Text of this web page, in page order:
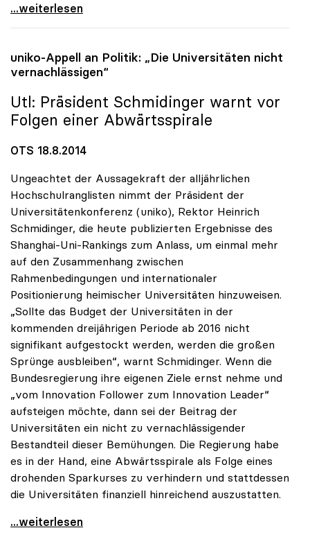
Rektoren-Chef: Gebühren-Diskussion lenkt von
...weiterlesen
uniko-Appell an Politik: „Die Universitäten nicht
vernachlässigen“
Utl: Präsident Schmidinger warnt vor
Folgen einer Abwärtsspirale
OTS 18.8.2014
Ungeachtet der Aussagekraft der alljährlichen
Hochschulranglisten nimmt der Präsident der
Universitätenkonferenz (uniko), Rektor Heinrich
Schmidinger, die heute publizierten Ergebnisse des
Shanghai-Uni-Rankings zum Anlass, um einmal mehr
auf den Zusammenhang zwischen
Rahmenbedingungen und internationaler
Positionierung heimischer Universitäten hinzuweisen.
„Sollte das Budget der Universitäten in der
kommenden dreijährigen Periode ab 2016 nicht
signifikant aufgestockt werden, werden die großen
Sprünge ausbleiben“, warnt Schmidinger. Wenn die
Bundesregierung ihre eigenen Ziele ernst nehme und
„vom Innovation Follower zum Innovation Leader“
aufsteigen möchte, dann sei der Beitrag der
Universitäten ein nicht zu vernachlässigender
Bestandteil dieser Bemühungen. Die Regierung habe
es in der Hand, eine Abwärtsspirale als Folge eines
drohenden Sparkurses zu verhindern und stattdessen
die Universitäten finanziell hinreichend auszustatten.
uniko-Appell an Politik: „Die Universitäten nicht
...weiterlesen